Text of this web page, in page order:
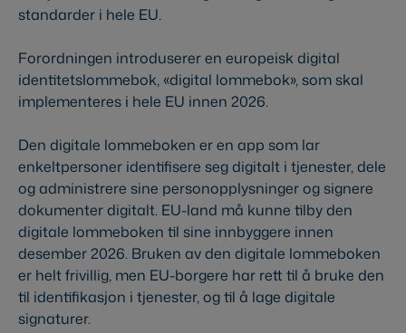
standarder i hele EU.
Forordningen introduserer en europeisk digital
identitetslommebok, «digital lommebok», som skal
implementeres i hele EU innen 2026.
Den digitale lommeboken er en app som lar
enkeltpersoner identifisere seg digitalt i tjenester, dele
og administrere sine personopplysninger og signere
dokumenter digitalt. EU-land må kunne tilby den
digitale lommeboken til sine innbyggere innen
desember 2026. Bruken av den digitale lommeboken
er helt frivillig, men EU-borgere har rett til å bruke den
til identifikasjon i tjenester, og til å lage digitale
signaturer.